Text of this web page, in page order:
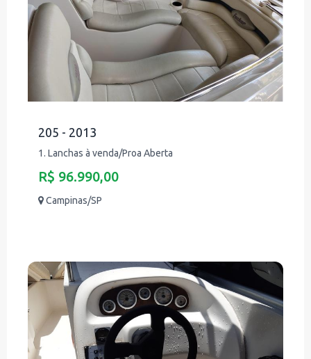
205 - 2013
1. Lanchas à venda/Proa Aberta
R$ 96.990,00
Campinas/SP